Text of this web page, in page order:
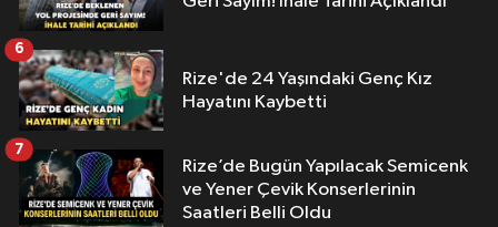
Rize'de 24 Yaşındaki Genç Kız
Hayatını Kaybetti
6
Rize’de Bugün Yapılacak Semicenk
ve Yener Çevik Konserlerinin
Saatleri Belli Oldu
7